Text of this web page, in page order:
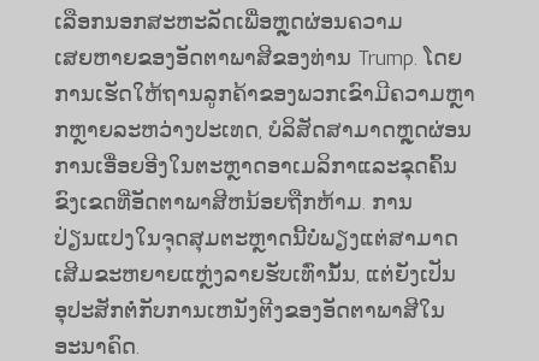
ເລືອກນອກສະຫະລັດເພື່ອຫຼຸດຜ່ອນຄວາມ
ເສຍຫາຍຂອງອັດຕາພາສີຂອງທ່ານ Trump. ໂດຍ
ການເຮັດໃຫ້ຖານລູກຄ້າຂອງພວກເຂົາມີຄວາມຫຼາ
ກຫຼາຍລະຫວ່າງປະເທດ, ບໍລິສັດສາມາດຫຼຸດຜ່ອນ
ການເອື່ອຍອີງໃນຕະຫຼາດອາເມລິກາແລະຂຸດຄົ້ນ
ຂົງເຂດທີ່ອັດຕາພາສີຫນ້ອຍຖືກຫ້າມ. ການ
ປ່ຽນແປງໃນຈຸດສຸມຕະຫຼາດນີ້ບໍ່ພຽງແຕ່ສາມາດ
ເສີມຂະຫຍາຍແຫຼ່ງລາຍຮັບເທົ່ານັ້ນ, ແຕ່ຍັງເປັນ
ອຸປະສັກຕໍ່ກັບການເຫນັງຕີງຂອງອັດຕາພາສີໃນ
ອະນາຄົດ.